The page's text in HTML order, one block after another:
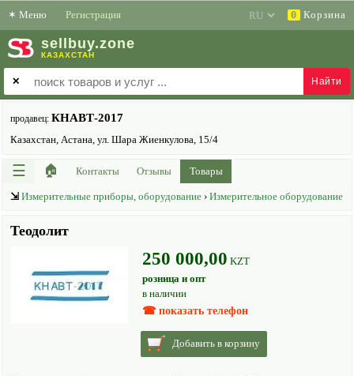
✶ Меню Регистрация 0 Корзина
sell buy.zone
КАЗАХСТАН
✕
продавец: КНАВТ-2017
Казахстан, Астана, ул. Шара Жиенкулова, 15/4
☰ 🏠 Контакты Отзывы Товары
⇲ Измерительные приборы, оборудование › Измерительное оборудование
Теодолит
250 000,00 KZT
розница и опт
в наличии
☎ показать телефон
Добавить в корзину